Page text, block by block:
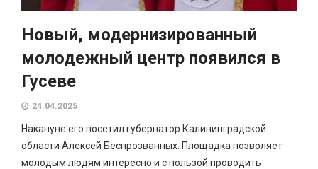
Новый, модернизированный
молодежный центр появился в
Гусеве
24.04.2025
Накануне его посетил губернатор Калининградской
области Алексей Беспрозванных. Площадка позволяет
молодым людям интересно и с пользой проводить